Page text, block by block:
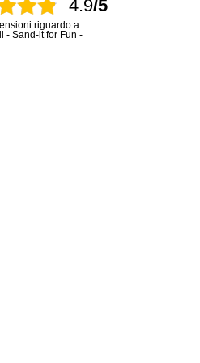
4.9/5
riguardo a
- Sand-it for Fun -